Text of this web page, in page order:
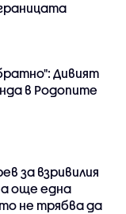
Дивият
в Родопите
за взривилия
още една
не трябва да